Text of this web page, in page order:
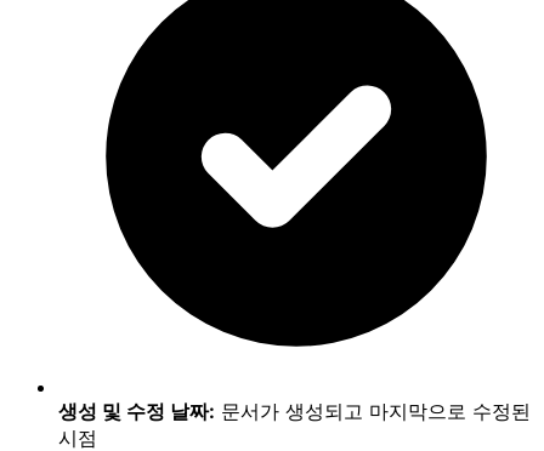
생성 및 수정 날짜: 문서가 생성되고 마지막으로 수정된
시점